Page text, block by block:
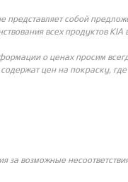
собой
всех продуктов KIA
о ценах просим
цен на покраску, где
возможные